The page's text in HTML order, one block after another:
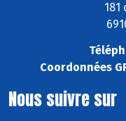
181
Coordonnées
Nous suivre sur